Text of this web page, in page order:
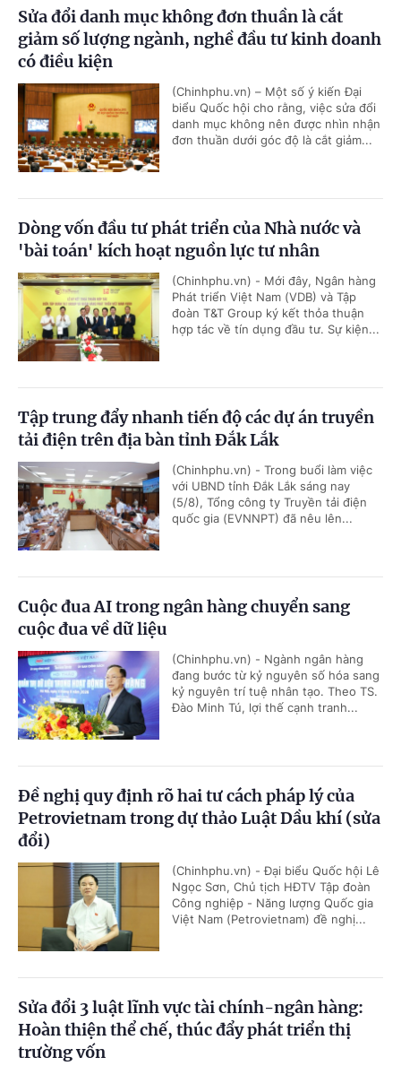
Sửa đổi danh mục không đơn thuần là cắt
giảm số lượng ngành, nghề đầu tư kinh doanh
có điều kiện
(Chinhphu.vn) – Một số ý kiến Đại
biểu Quốc hội cho rằng, việc sửa đổi
danh mục không nên được nhìn nhận
đơn thuần dưới góc độ là cắt giảm...
Dòng vốn đầu tư phát triển của Nhà nước và
'bài toán' kích hoạt nguồn lực tư nhân
(Chinhphu.vn) - Mới đây, Ngân hàng
Phát triển Việt Nam (VDB) và Tập
đoàn T&T Group ký kết thỏa thuận
hợp tác về tín dụng đầu tư. Sự kiện...
Tập trung đẩy nhanh tiến độ các dự án truyền
tải điện trên địa bàn tỉnh Đắk Lắk
(Chinhphu.vn) - Trong buổi làm việc
với UBND tỉnh Đắk Lắk sáng nay
(5/8), Tổng công ty Truyền tải điện
quốc gia (EVNNPT) đã nêu lên...
Cuộc đua AI trong ngân hàng chuyển sang
cuộc đua về dữ liệu
(Chinhphu.vn) - Ngành ngân hàng
đang bước từ kỷ nguyên số hóa sang
kỷ nguyên trí tuệ nhân tạo. Theo TS.
Đào Minh Tú, lợi thế cạnh tranh...
Đề nghị quy định rõ hai tư cách pháp lý của
Petrovietnam trong dự thảo Luật Dầu khí (sửa
đổi)
(Chinhphu.vn) - Đại biểu Quốc hội Lê
Ngọc Sơn, Chủ tịch HĐTV Tập đoàn
Công nghiệp - Năng lượng Quốc gia
Việt Nam (Petrovietnam) đề nghị...
Sửa đổi 3 luật lĩnh vực tài chính-ngân hàng:
Hoàn thiện thể chế, thúc đẩy phát triển thị
trường vốn